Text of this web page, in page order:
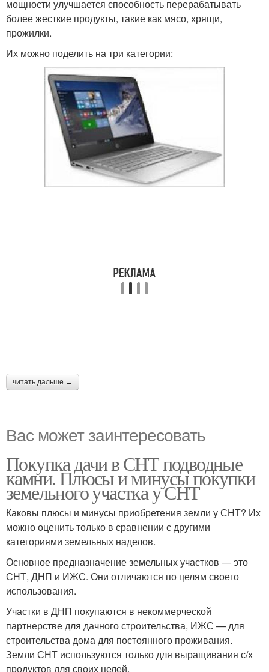
мощности улучшается способность перерабатывать
более жесткие продукты, такие как мясо, хрящи,
прожилки.
Их можно поделить на три категории:
читать дальше →
Вас может заинтересовать
Покупка дачи в СНТ подводные
камни. Плюсы и минусы покупки
земельного участка у СНТ
Каковы плюсы и минусы приобретения земли у СНТ? Их
можно оценить только в сравнении с другими
категориями земельных наделов.
Основное предназначение земельных участков — это
СНТ, ДНП и ИЖС. Они отличаются по целям своего
использования.
Участки в ДНП покупаются в некоммерческой
партнерстве для дачного строительства, ИЖС — для
строительства дома для постоянного проживания.
Земли СНТ используются только для выращивания с/х
продуктов для своих целей.